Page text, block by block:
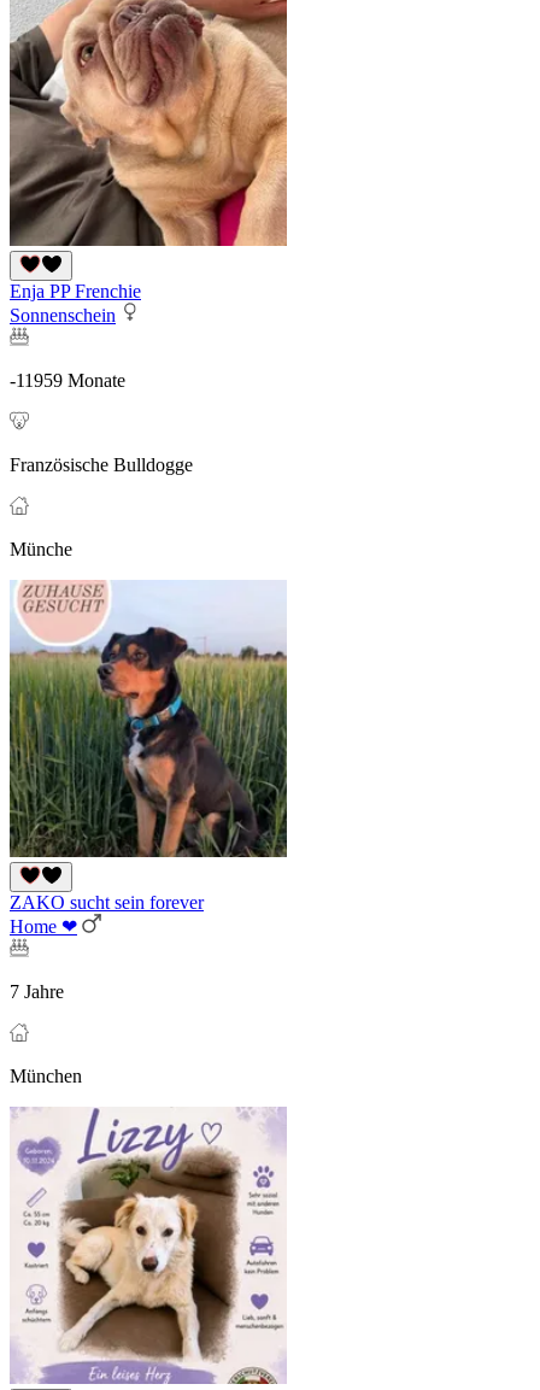
Enja PP Frenchie
Sonnenschein
-11959 Monate
Französische Bulldogge
Münche
ZAKO sucht sein forever
Home ❤
7 Jahre
München